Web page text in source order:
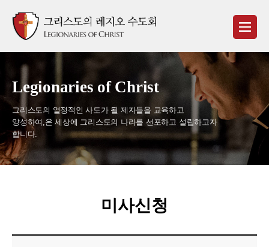
Legionaries of Christ
그리스도의 열정적인 사도가 될 제자들을 교육하고
양성하여,온 세상에 그리스도의 나라를 선포하고 설립하고자
합니다.
미사신청